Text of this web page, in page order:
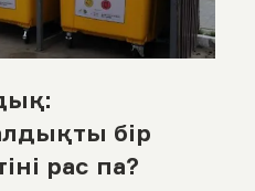
бір
рас па?